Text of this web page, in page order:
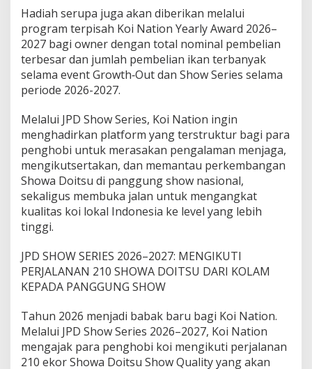
Hadiah serupa juga akan diberikan melalui
program terpisah Koi Nation Yearly Award 2026–
2027 bagi owner dengan total nominal pembelian
terbesar dan jumlah pembelian ikan terbanyak
selama event Growth‑Out dan Show Series selama
periode 2026-2027.
Melalui JPD Show Series, Koi Nation ingin
menghadirkan platform yang terstruktur bagi para
penghobi untuk merasakan pengalaman menjaga,
mengikutsertakan, dan memantau perkembangan
Showa Doitsu di panggung show nasional,
sekaligus membuka jalan untuk mengangkat
kualitas koi lokal Indonesia ke level yang lebih
tinggi.
JPD SHOW SERIES 2026–2027: MENGIKUTI
PERJALANAN 210 SHOWA DOITSU DARI KOLAM
KEPADA PANGGUNG SHOW
Tahun 2026 menjadi babak baru bagi Koi Nation.
Melalui JPD Show Series 2026–2027, Koi Nation
mengajak para penghobi koi mengikuti perjalanan
210 ekor Showa Doitsu Show Quality yang akan